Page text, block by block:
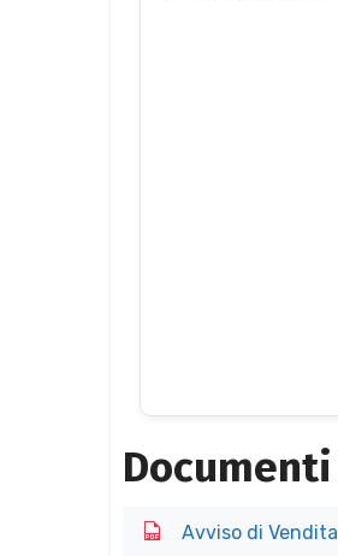
Documenti
Avviso di Vendita